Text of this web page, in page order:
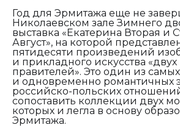
Год для Эрмитажа еще не
Николаевском зале Зимнего
выставка «Екатерина Вторая и
Август», на которой
пятидесяти произведений
и прикладного искусства
правителей». Это один из
и одновременно романтичных
российско-польских
сопоставить коллекции двух
которых и легла в основу
Эрмитажа.